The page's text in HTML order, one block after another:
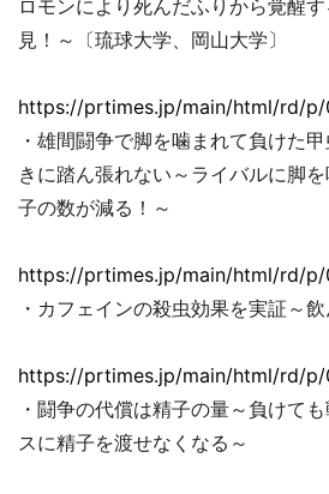
ロモンにより死んだふりから覚醒
見！～〔琉球大学、岡山大学〕
https://prtimes.jp/main/html/rd/
・雄間闘争で脚を噛まれて負けた
きに踏ん張れない～ライバルに脚
子の数が減る！～
https://prtimes.jp/main/html/rd/
・カフェインの殺虫効果を実証～
https://prtimes.jp/main/html/rd/
・闘争の代償は精子の量～負けて
スに精子を渡せなくなる～